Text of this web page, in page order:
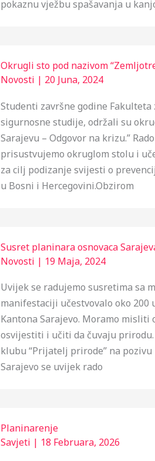
pokaznu vježbu spašavanja u
Okrugli sto pod nazivom
Novosti | 20 Juna, 2024
Studenti završne godine
sigurnosne studije, održali su
Sarajevu – Odgovor na krizu.”
prisustvujemo okruglom stolu i
za cilj podizanje svijesti o
u Bosni i Hercegovini.Obzirom
Susret planinara osnovaca
Novosti | 19 Maja, 2024
Uvijek se radujemo susretima sa
manifestaciji učestvovalo oko 200
Kantona Sarajevo. Moramo
osvijestiti i učiti da čuvaju
klubu “Prijatelj prirode” na pozivu
Sarajevo se uvijek rado
Planinarenje
Savjeti | 18 Februara, 2026